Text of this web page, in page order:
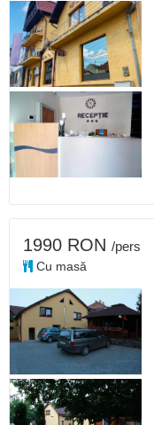
1990 RON /pers
Cu masă